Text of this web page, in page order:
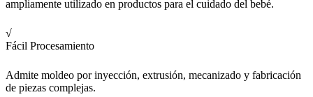
ampliamente utilizado en productos para el cuidado del bebé.
√
Fácil Procesamiento
Admite moldeo por inyección, extrusión, mecanizado y fabricación
de piezas complejas.